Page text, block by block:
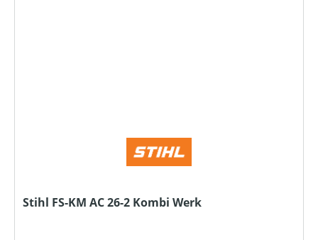
Stihl FS-KM AC 26-2 Kombi Werk